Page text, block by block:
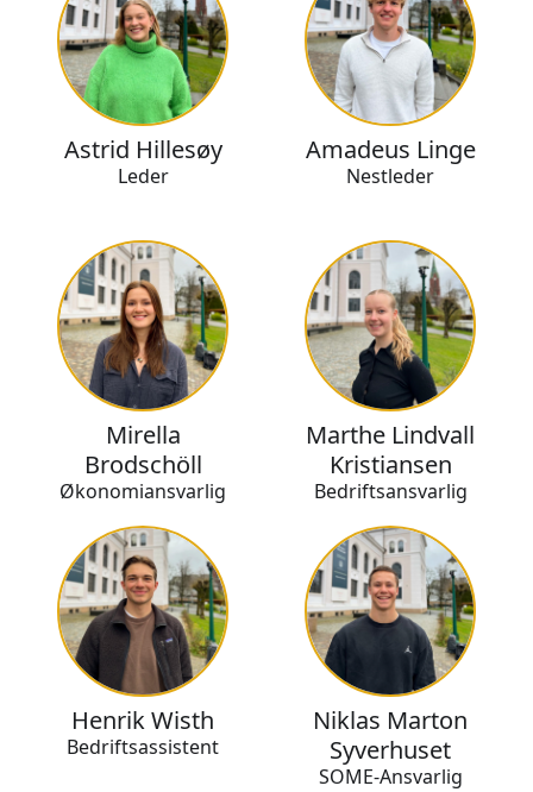
Astrid Hillesøy
Leder
Amadeus Linge
Nestleder
Mirella
Brodschöll
Økonomiansvarlig
Marthe Lindvall
Kristiansen
Bedriftsansvarlig
Henrik Wisth
Bedriftsassistent
Niklas Marton
Syverhuset
SOME-Ansvarlig